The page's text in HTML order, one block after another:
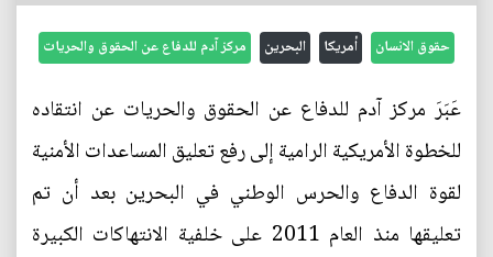
حقوق الانسان أمريكا البحرين مركز آدم للدفاع عن الحقوق والحريات
عَبَرَ مركز آدم للدفاع عن الحقوق والحريات عن انتقاده
للخطوة الأمريكية الرامية إلى رفع تعليق المساعدات الأمنية
لقوة الدفاع والحرس الوطني في البحرين بعد أن تم
تعليقها منذ العام 2011 على خلفية الانتهاكات الكبيرة